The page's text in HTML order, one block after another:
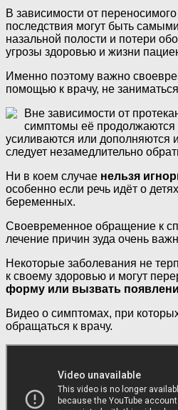
В зависимости от
последствия могут быть
назальной полости и потери
угрозы здоровью и жизни
Именно поэтому важно
помощью к врачу, не
Вне зависимости от
симптомы её продолжаются
усиливаются или дополняются
следует незамедлительно
Ни в коем случае нельзя
особенно если речь идёт о
беременных.
Своевременное обращение к
лечение причин зуда очень
Некоторые заболевания не
к своему здоровью и могут
форму или вызвать
Видео о симптомах, при
обращаться к врачу.